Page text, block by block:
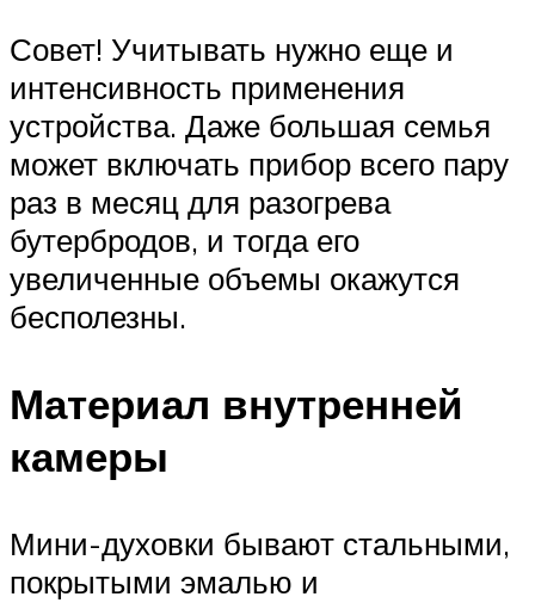
Совет! Учитывать нужно еще и
интенсивность применения
устройства. Даже большая семья
может включать прибор всего пару
раз в месяц для разогрева
бутербродов, и тогда его
увеличенные объемы окажутся
бесполезны.
Материал внутренней
камеры
Мини-духовки бывают стальными,
покрытыми эмалью и